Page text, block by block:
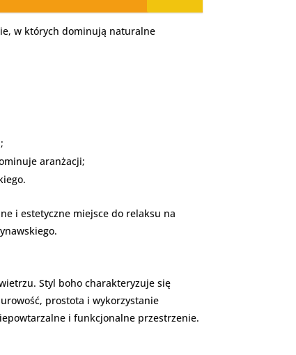
w których dominują naturalne
aranżacji;
i estetyczne miejsce do relaksu na
Styl boho charakteryzuje się
prostota i wykorzystanie
i funkcjonalne przestrzenie.